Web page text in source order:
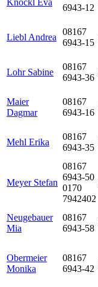
Knöckl Eva
6943-12
Liebl Andrea
08167
6943-15
Lohr Sabine
08167
6943-36
Maier
Dagmar
08167
6943-16
Mehl Erika
08167
6943-35
Meyer Stefan
08167
6943-50
0170
7942402
Neugebauer
Mia
08167
6943-58
Obermeier
Monika
08167
6943-42